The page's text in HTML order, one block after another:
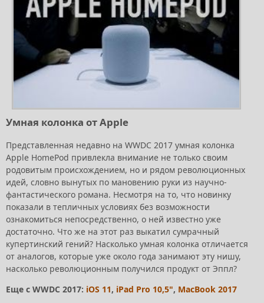
Умная колонка от Apple
Представленная недавно на WWDC 2017 умная колонка
Apple HomePod привлекла внимание не только своим
родовитым происхождением, но и рядом революционных
идей, словно вынутых по мановению руки из научно-
фантастического романа. Несмотря на то, что новинку
показали в тепличных условиях без возможности
ознакомиться непосредственно, о ней известно уже
достаточно. Что же на этот раз выкатил сумрачный
купертинский гений? Насколько умная колонка отличается
от аналогов, которые уже около года занимают эту нишу,
насколько революционным получился продукт от Эппл?
Еще с WWDC 2017: iOS 11, iPad Pro 10,5", MacBook 2017